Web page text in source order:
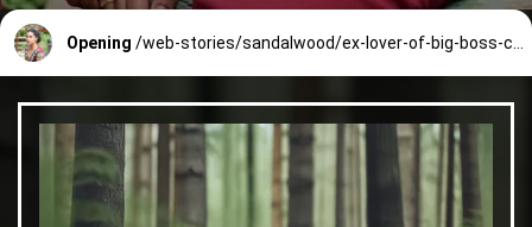
Opening